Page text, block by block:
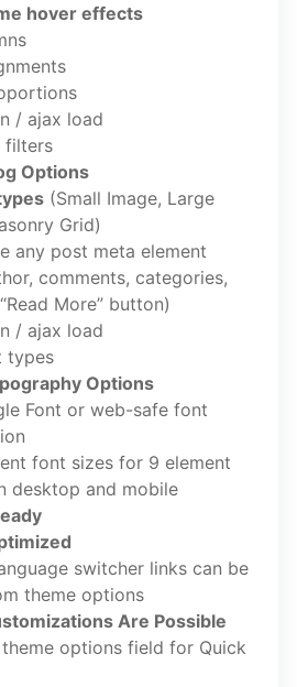
hover effects
/ ajax load
filters
Options
(Small Image, Large
Grid)
any post meta element
comments, categories,
More” button)
/ ajax load
types
Options
Font or web-safe font
font sizes for 9 element
desktop and mobile
switcher links can be
theme options
Are Possible
options field for Quick